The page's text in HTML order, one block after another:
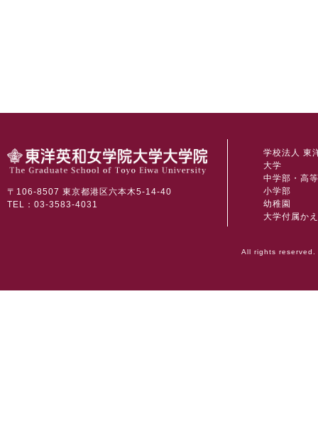
〒106-8507 東京都港区六本木5-14-40
TEL：03-3583-4031
学校法人 東
大学
中学部・高
小学部
幼稚園
大学付属か
All rights reserved.